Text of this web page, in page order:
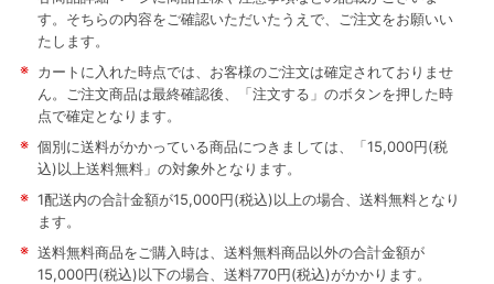
す。そちらの内容をご確認いただいたうえで、ご注文をお願いい
たします。
※ カートに入れた時点では、お客様のご注文は確定されておりませ
ん。ご注文商品は最終確認後、「注文する」のボタンを押した時
点で確定となります。
※ 個別に送料がかかっている商品につきましては、「15,000円(税
込)以上送料無料」の対象外となります。
※ 1配送内の合計金額が15,000円(税込)以上の場合、送料無料となり
ます。
※ 送料無料商品をご購入時は、送料無料商品以外の合計金額が
15,000円(税込)以下の場合、送料770円(税込)がかかります。